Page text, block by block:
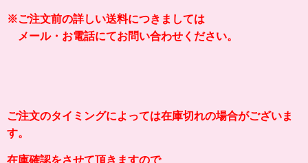
※ご注文前の詳しい送料につきましては
メール・お電話にてお問い合わせください。
ご注文のタイミングによっては在庫切れの場合がございま
す。
在庫確認をさせて頂きますので